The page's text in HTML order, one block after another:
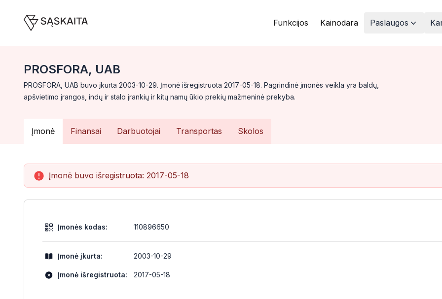
Funkcijos Kainodara Paslaugos
PROSFORA, UAB
PROSFORA, UAB buvo įkurta 2003-10-29. Įmonė išregistruota 2017-05-18. Pagrindinė įmonės veikla yra baldų,
apšvietimo įrangos, indų ir stalo įrankių ir kitų namų ūkio prekių mažmeninė prekyba.
Įmonė Finansai Darbuotojai Transportas Skolos
Įmonė buvo išregistruota: 2017-05-18
Įmonės kodas: 110896650
Įmonė įkurta: 2003-10-29
Įmonė išregistruota: 2017-05-18